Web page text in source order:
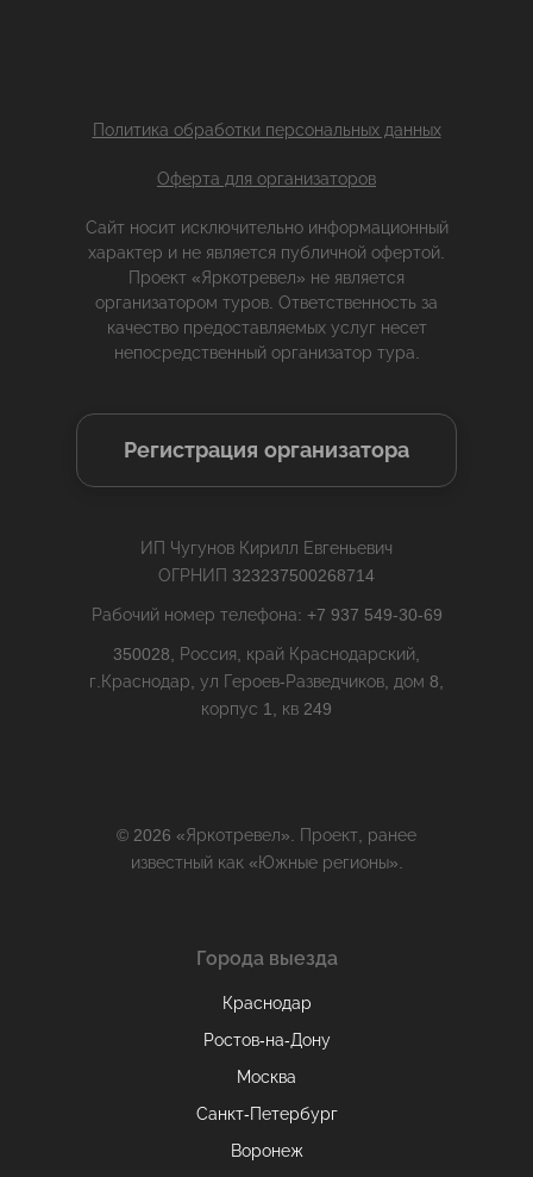
Политика обработки персональных данных
Оферта для организаторов
Сайт носит исключительно информационный
характер и не является публичной офертой.
Проект «Яркотревел» не является
организатором туров. Ответственность за
качество предоставляемых услуг несет
непосредственный организатор тура.
Регистрация организатора
ИП Чугунов Кирилл Евгеньевич
ОГРНИП 323237500268714
Рабочий номер телефона: +7 937 549-30-69
350028, Россия, край Краснодарский,
г.Краснодар, ул Героев-Разведчиков, дом 8,
корпус 1, кв 249
© 2026 «Яркотревел». Проект, ранее
известный как «Южные регионы».
Города выезда
Краснодар
Ростов-на-Дону
Москва
Санкт-Петербург
Воронеж